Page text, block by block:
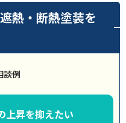
熱・断熱塗装を
談例
上昇を抑えたい